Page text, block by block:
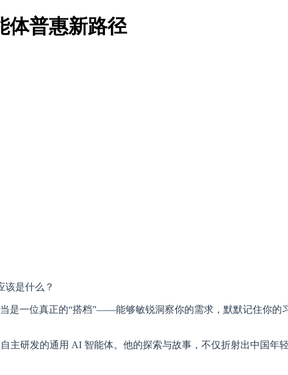
体普惠新路径
该是什么？
是一位真正的“搭档”——能够敏锐洞察你的需求，默默记住你的
研发的通用 AI 智能体。他的探索与故事，不仅折射出中国年